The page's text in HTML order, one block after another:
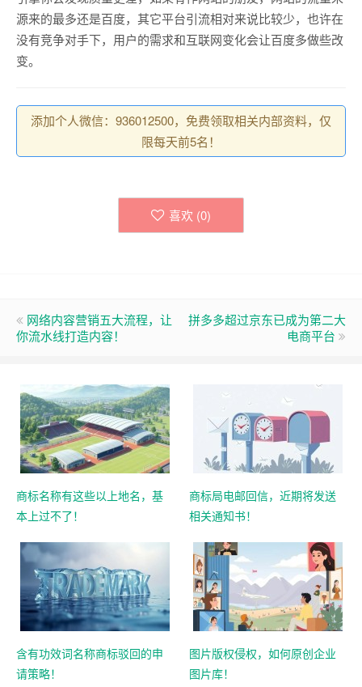
源来的最多还是百度，其它平台引流相对来说比较少，也许在
没有竞争对手下，用户的需求和互联网变化会让百度多做些改
变。
添加个人微信：936012500，免费领取相关内部资料，仅
限每天前5名！
喜欢 (0)
网络内容营销五大流程，让
你流水线打造内容！
拼多多超过京东已成为第二大
电商平台
商标名称有这些以上地名，基
本上过不了！
商标局电邮回信，近期将发送
相关通知书！
含有功效词名称商标驳回的申
请策略！
图片版权侵权，如何原创企业
图片库！